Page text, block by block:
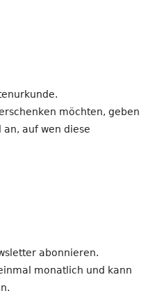
möchten, geben
auf wen diese
abonnieren.
monatlich und kann